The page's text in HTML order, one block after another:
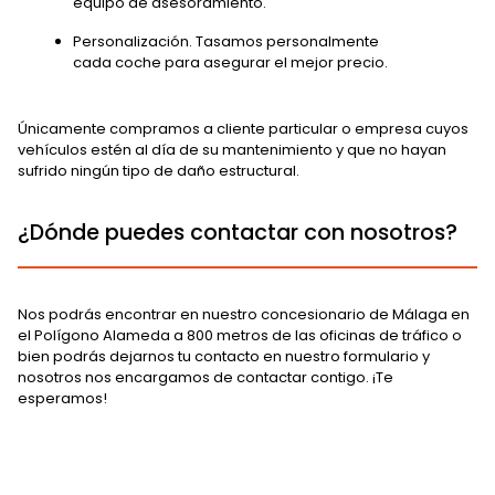
Personalización. Tasamos personalmente
cada coche para asegurar el mejor precio.
Únicamente compramos a cliente particular o empresa cuyos
vehículos estén al día de su mantenimiento y que no hayan
sufrido ningún tipo de daño estructural.
¿Dónde puedes contactar con nosotros?
Nos podrás encontrar en nuestro concesionario de Málaga en
el Polígono Alameda a 800 metros de las oficinas de tráfico o
bien podrás dejarnos tu contacto en nuestro formulario y
nosotros nos encargamos de contactar contigo. ¡Te
esperamos!